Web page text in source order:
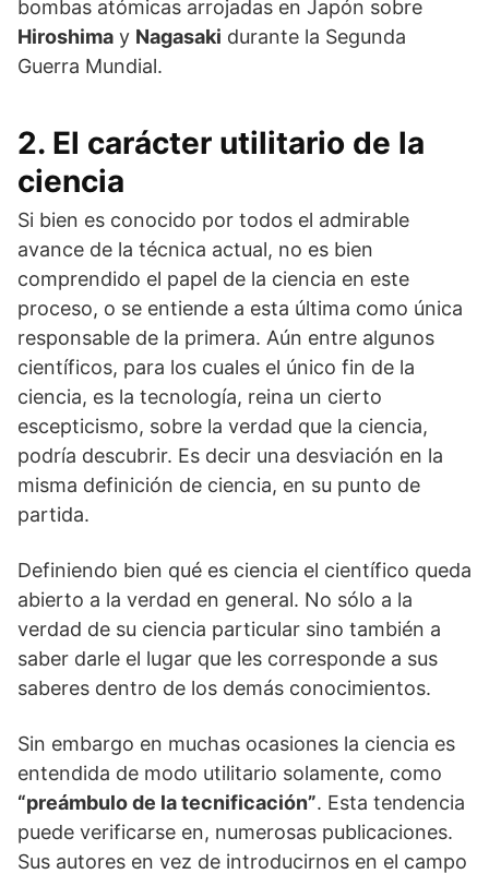
bombas atómicas arrojadas en Japón sobre
Hiroshima y Nagasaki durante la Segunda
Guerra Mundial.
2. El carácter utilitario de la
ciencia
Si bien es conocido por todos el admirable
avance de la técnica actual, no es bien
comprendido el papel de la ciencia en este
proceso, o se entiende a esta última como única
responsable de la primera. Aún entre algunos
científicos, para los cuales el único fin de la
ciencia, es la tecnolo­gía, reina un cierto
escepticismo, sobre la verdad que la ciencia,
podría descubrir. Es decir una desviación en la
misma definición de ciencia, en su punto de
partida.
Definiendo bien qué es ciencia el científico queda
abierto a la verdad en general. No sólo a la
verdad de su ciencia particular sino también a
saber darle el lugar que les corresponde a sus
saberes dentro de los demás conocimientos.
Sin embargo en muchas ocasiones la ciencia es
entendida de modo utilitario solamente, como
“preámbulo de la tecnificación”. Esta tendencia
puede verificarse en, numerosas publicaciones.
Sus autores en vez de introducirnos en el campo